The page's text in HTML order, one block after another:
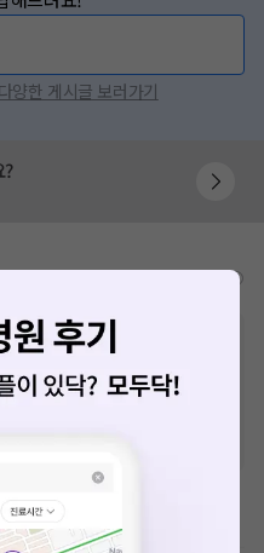
양한 게시글 보러가기
비급여/급여 진료란?
실제 가격과 상이할 수 있으니, 정확
세요.
에 고지되어 있는 급여 진료 기준 가
추가되어, 병원마다 금액이 다르게